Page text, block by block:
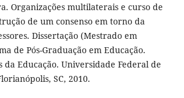
Organizações multilaterais e curso de
de um consenso em torno da
Dissertação (Mestrado em
de Pós-Graduação em Educação.
da Educação. Universidade Federal de
SC, 2010.